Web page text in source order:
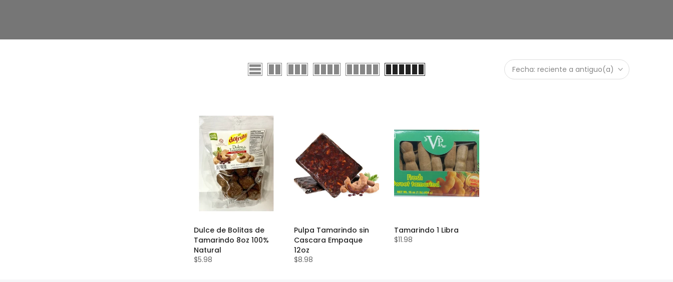
Fecha: reciente a antiguo(a)
Dulce de Bolitas de
Tamarindo 8oz 100%
Natural
$5.98
Pulpa Tamarindo sin
Cascara Empaque
12oz
$8.98
Tamarindo 1 Libra
$11.98